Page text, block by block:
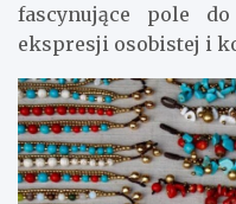
fascynujące pole
ekspresji osobistej i